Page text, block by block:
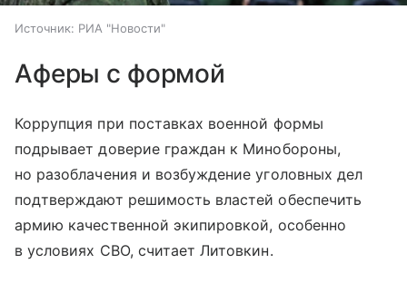
Источник: РИА "Новости"
Аферы с формой
Коррупция при поставках военной формы
подрывает доверие граждан к Минобороны,
но разоблачения и возбуждение уголовных дел
подтверждают решимость властей обеспечить
армию качественной экипировкой, особенно
в условиях СВО, считает Литовкин.